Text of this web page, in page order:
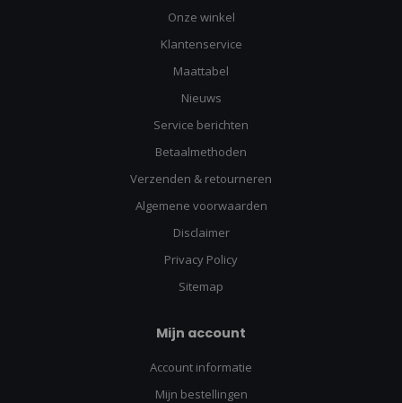
Onze winkel
Klantenservice
Maattabel
Nieuws
Service berichten
Betaalmethoden
Verzenden & retourneren
Algemene voorwaarden
Disclaimer
Privacy Policy
Sitemap
Mijn account
Account informatie
Mijn bestellingen